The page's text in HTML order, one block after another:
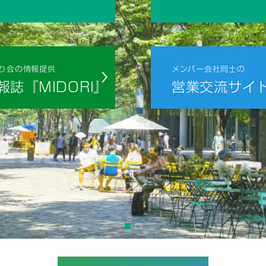
会の情報提供
誌『MIDORI』
メンバー会社同士の
営業交流サイ